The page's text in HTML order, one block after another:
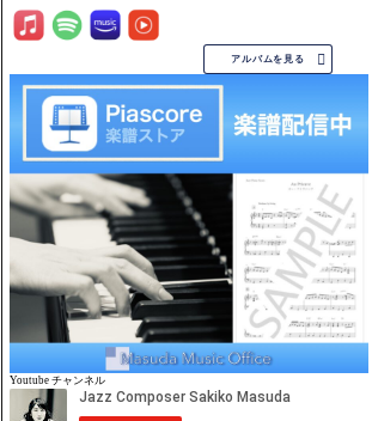
アルバムを見る 
Youtube チャンネル